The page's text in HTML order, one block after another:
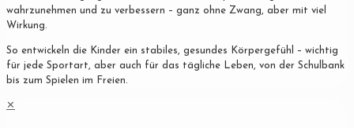
wahrzunehmen und zu verbessern – ganz ohne Zwang, aber mit viel
Wirkung.
So entwickeln die Kinder ein stabiles, gesundes Körpergefühl – wichtig
für jede Sportart, aber auch für das tägliche Leben, von der Schulbank
bis zum Spielen im Freien.
✕